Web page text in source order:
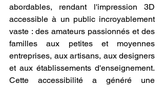
abordables, rendant l'impression 3D
accessible à un public incroyablement
vaste : des amateurs passionnés et des
familles aux petites et moyennes
entreprises, aux artisans, aux designers
et aux établissements d'enseignement.
Cette accessibilité a généré une